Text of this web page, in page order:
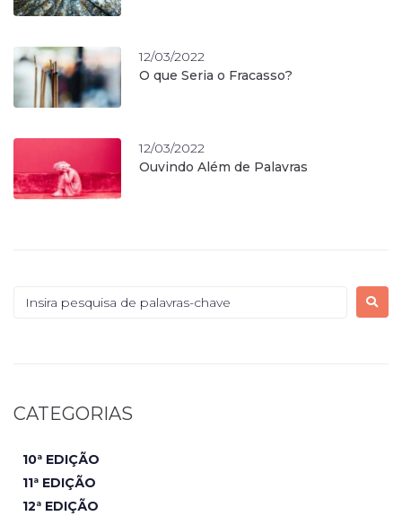
12/03/2022
O que Seria o Fracasso?
12/03/2022
Ouvindo Além de Palavras
CATEGORIAS
10ª EDIÇÃO
11ª EDIÇÃO
12ª EDIÇÃO